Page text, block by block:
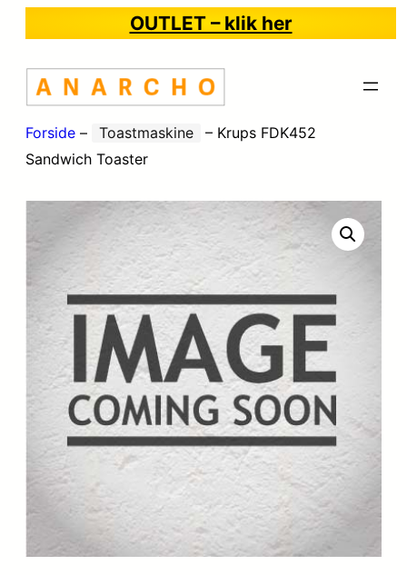
OUTLET – klik her
Forside – Toastmaskine – Krups FDK452
Sandwich Toaster